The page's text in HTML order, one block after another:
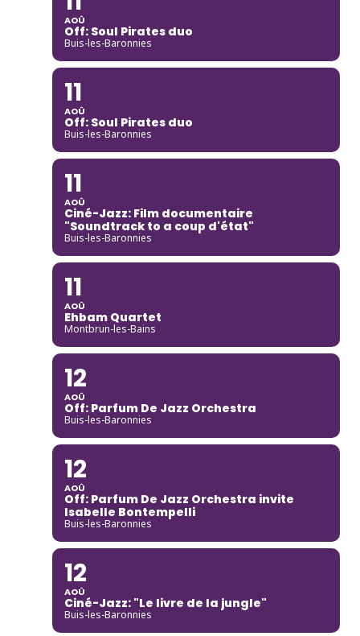
AOÛ
Off: Soul Pirates duo
Buis-les-Baronnies
11
AOÛ
Off: Soul Pirates duo
Buis-les-Baronnies
11
AOÛ
Ciné-Jazz: Film documentaire
"Soundtrack to a coup d'état"
Buis-les-Baronnies
11
AOÛ
Ehbam Quartet
Montbrun-les-Bains
12
AOÛ
Off: Parfum De Jazz Orchestra
Buis-les-Baronnies
12
AOÛ
Off: Parfum De Jazz Orchestra invite
Isabelle Bontempelli
Buis-les-Baronnies
12
AOÛ
Ciné-Jazz: "Le livre de la jungle"
Buis-les-Baronnies